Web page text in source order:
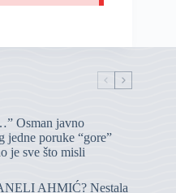
Osman javno
jedne poruke “gore”
je sve što misli
AHMIĆ? Nestala